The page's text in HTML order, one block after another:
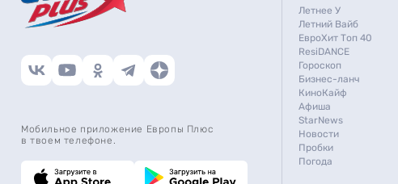
Мобильное приложение Европы Плюс
в твоем телефоне.
Летнее У
Летний Вайб
ЕвроХит Топ 40
ResiDANCE
Гороскоп
Бизнес-ланч
КиноКайф
Афиша
StarNews
Новости
Пробки
Погода